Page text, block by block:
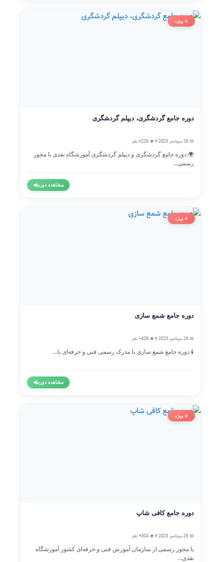
⭐ ویژه
دوره جامع گردشگری، دیپلم گردشگری
📅 26 سپتامبر 2023
👨‍🎓 229+ نفر
🌍 دوره جامع گردشگری و دیپلم گردشگری آموزشگاه نقدی با مجوز
رسمی...
مشاهده دوره◀
⭐ ویژه
دوره جامع شمع سازی
📅 26 سپتامبر 2023
👨‍🎓 428+ نفر
🕯️ دوره جامع شمع سازی با مدرک رسمی فنی و حرفه‌ای با...
مشاهده دوره◀
⭐ ویژه
دوره جامع کافی شاپ
📅 26 سپتامبر 2023
👨‍🎓 304+ نفر
با مجوز رسمی از سازمان آموزش فنی و حرفه‌ای کشور آموزشگاه
نقدی...